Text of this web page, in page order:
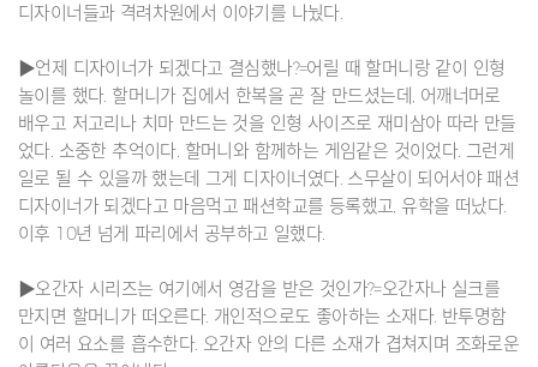
디자이너들과 격려차원에서 이야기를 나눴다.
▶언제 디자이너가 되겠다고 결심했나?=어릴 때 할머니랑 같이 인형
놀이를 했다. 할머니가 집에서 한복을 곧 잘 만드셨는데, 어깨너머로
배우고 저고리나 치마 만드는 것을 인형 사이즈로 재미삼아 따라 만들
었다. 소중한 추억이다. 할머니와 함께하는 게임같은 것이었다. 그런게
일로 될 수 있을까 했는데 그게 디자이너였다. 스무살이 되어서야 패션
디자이너가 되겠다고 마음먹고 패션학교를 등록했고, 유학을 떠났다.
이후 10년 넘게 파리에서 공부하고 일했다.
▶오간자 시리즈는 여기에서 영감을 받은 것인가?=오간자나 실크를
만지면 할머니가 떠오른다. 개인적으로도 좋아하는 소재다. 반투명함
이 여러 요소를 흡수한다. 오간자 안의 다른 소재가 겹쳐지며 조화로운